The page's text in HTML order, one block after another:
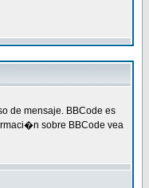
de mensaje. BBCode es
sobre BBCode vea